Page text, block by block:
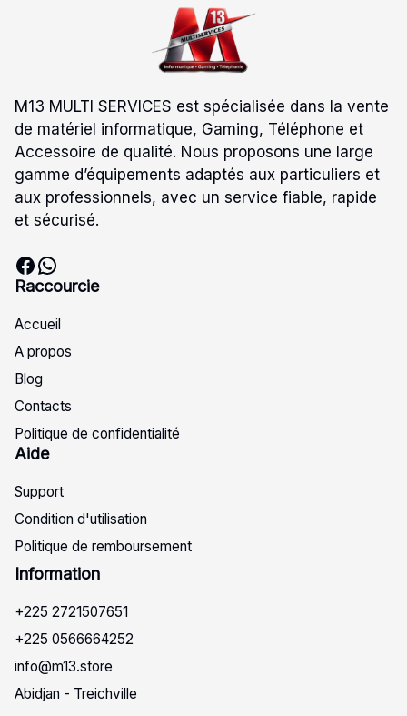
M13 MULTI SERVICES est spécialisée dans la vente
de matériel informatique, Gaming, Téléphone et
Accessoire de qualité. Nous proposons une large
gamme d’équipements adaptés aux particuliers et
aux professionnels, avec un service fiable, rapide
et sécurisé.
Facebook WhatsApp
Raccourcie
Accueil
A propos
Blog
Contacts
Politique de confidentialité
Aide
Support
Condition d'utilisation
Politique de remboursement
Information
+225 2721507651
+225 0566664252
info@m13.store
Abidjan - Treichville